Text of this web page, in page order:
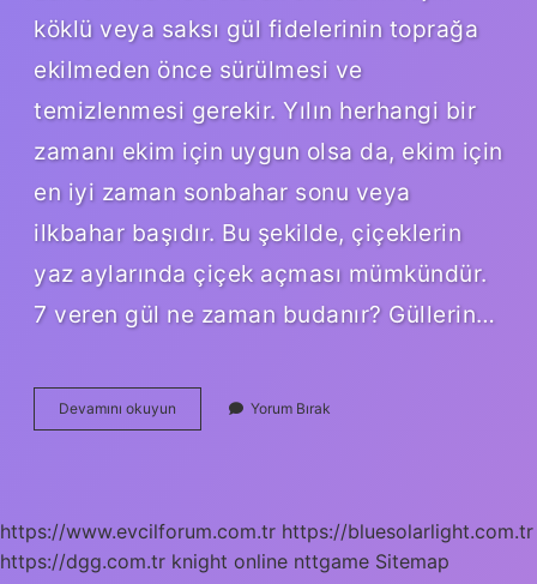
köklü veya saksı gül fidelerinin toprağa
ekilmeden önce sürülmesi ve
temizlenmesi gerekir. Yılın herhangi bir
zamanı ekim için uygun olsa da, ekim için
en iyi zaman sonbahar sonu veya
ilkbahar başıdır. Bu şekilde, çiçeklerin
yaz aylarında çiçek açması mümkündür.
7 veren gül ne zaman budanır? Güllerin…
Devamını okuyun
Ayında
Yorum Bırak
https://www.evcilforum.com.tr https://bluesolarlight.com.tr
https://dgg.com.tr knight online nttgame Sitemap